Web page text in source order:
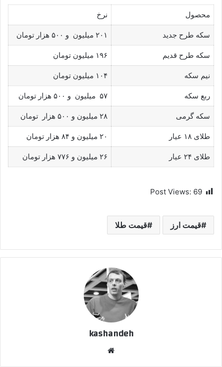
محصول نرخ
سکه طرح جدید ۲۰۱ میلیون و ۵۰۰ هزار تومان
سکه طرح قدیم ۱۹۶ میلیون تومان
نیم سکه ۱۰۴ میلیون تومان
ربع سکه ۵۷ میلیون و ۵۰۰ هزار تومان
سکه گرمی ۲۸ میلیون و ۵۰۰ هزار تومان
طلای ۱۸ عیار ۲۰ میلیون و ۸۴ هزار تومان
طلای ۲۴ عیار ۲۶ میلیون و ۷۷۶ هزار تومان
Post Views: 69
قیمت ارز قیمت طلا
kashandeh